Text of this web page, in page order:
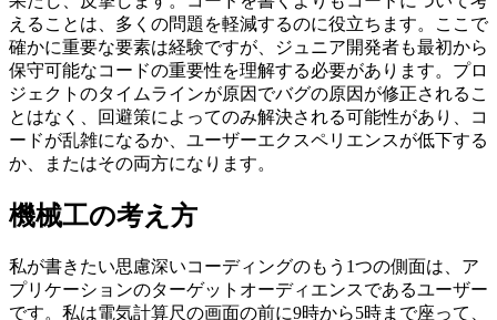
に思い出さなければならないことの1つは、開発中に目標を
より早く達成するために手抜きをしないことです。短期的に
は魅力的かもしれませんが、計画が不適切なコードは復讐を
果たし、反撃します。コードを書くよりもコードについて考
えることは、多くの問題を軽減するのに役立ちます。ここで
確かに重要な要素は経験ですが、ジュニア開発者も最初から
保守可能なコードの重要性を理解する必要があります。プロ
ジェクトのタイムラインが原因でバグの原因が修正されるこ
とはなく、回避策によってのみ解決される可能性があり、コ
ードが乱雑になるか、ユーザーエクスペリエンスが低下する
機械工の考え方